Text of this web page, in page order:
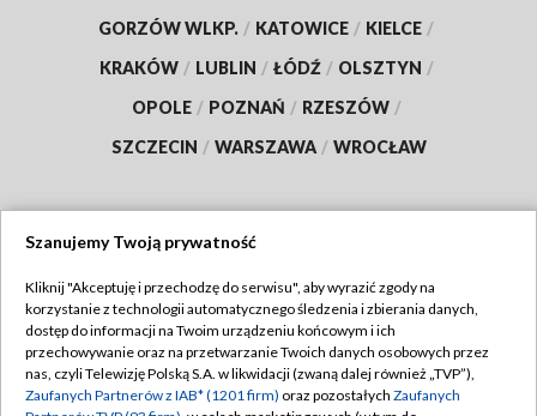
GORZÓW WLKP. / KATOWICE / KIELCE /
KRAKÓW / LUBLIN / ŁÓDŹ / OLSZTYN /
OPOLE / POZNAŃ / RZESZÓW /
SZCZECIN / WARSZAWA / WROCŁAW
TVP
Abonament TVP
Emisja w TVP
Regulamin TVP
Polityka prywatności
Szanujemy Twoją prywatność
Kliknij "Akceptuję i przechodzę do serwisu", aby wyrazić zgody na
korzystanie z technologii automatycznego śledzenia i zbierania danych,
dostęp do informacji na Twoim urządzeniu końcowym i ich
przechowywanie oraz na przetwarzanie Twoich danych osobowych przez
nas, czyli Telewizję Polską S.A. w likwidacji (zwaną dalej również „TVP”),
Zaufanych Partnerów z IAB* (1201 firm) oraz pozostałych Zaufanych